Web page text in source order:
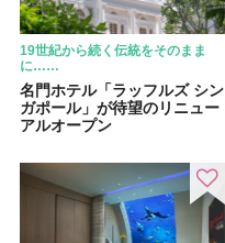
19世紀から続く伝統をそのまま
に……
名門ホテル「ラッフルズ シン
ガポール」が待望のリニュー
アルオープン